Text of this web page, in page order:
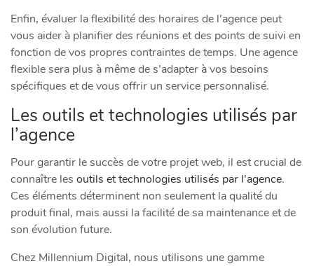
Enfin, évaluer la flexibilité des horaires de l’agence peut
vous aider à planifier des réunions et des points de suivi en
fonction de vos propres contraintes de temps. Une agence
flexible sera plus à même de s’adapter à vos besoins
spécifiques et de vous offrir un service personnalisé.
Les outils et technologies utilisés par
l’agence
Pour garantir le succès de votre projet web, il est crucial de
connaître les outils et technologies utilisés par l’agence.
Ces éléments déterminent non seulement la qualité du
produit final, mais aussi la facilité de sa maintenance et de
son évolution future.
Chez Millennium Digital, nous utilisons une gamme